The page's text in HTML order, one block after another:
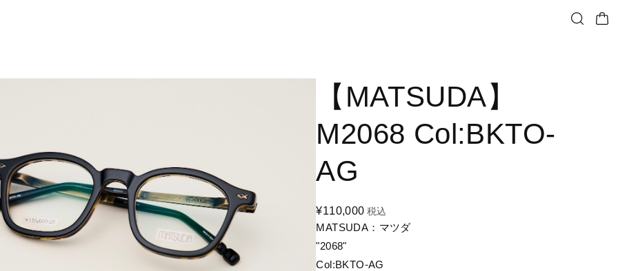
【MATSUDA】
M2068 Col:BKTO-
AG
¥110,000 税込
MATSUDA：マツダ
"2068"
Col:BKTO-AG